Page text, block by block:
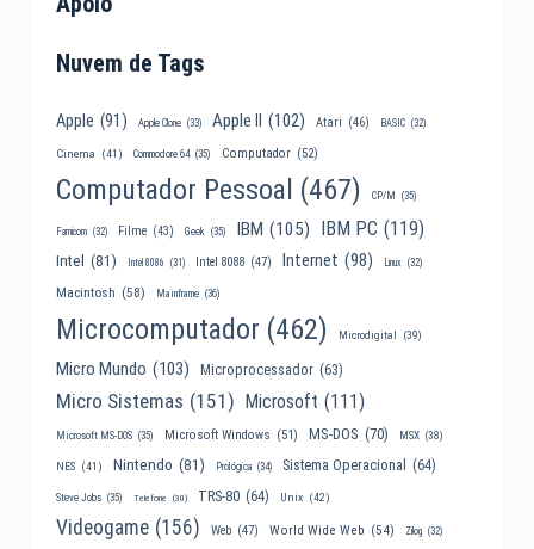
Nuvem de Tags
Apple (91) Apple Clone (33) Apple II (102) Atari (46) BASIC (32)
Cinema (41) Commodore 64 (35) Computador (52)
Computador Pessoal (467) CP/M (35)
Famicom (32) Filme (43) Geek (35) IBM (105) IBM PC (119)
Intel (81) Intel 8086 (31) Intel 8088 (47) Internet (98) Linux (32)
Macintosh (58) Mainframe (36)
Microcomputador (462) Microdigital (39)
Micro Mundo (103) Microprocessador (63)
Micro Sistemas (151) Microsoft (111)
Microsoft MS-DOS (35) Microsoft Windows (51) MS-DOS (70) MSX (38)
NES (41) Nintendo (81) Prológica (34) Sistema Operacional (64)
Steve Jobs (35) Telefone (30) TRS-80 (64) Unix (42)
Videogame (156) Web (47) World Wide Web (54) Zilog (32)